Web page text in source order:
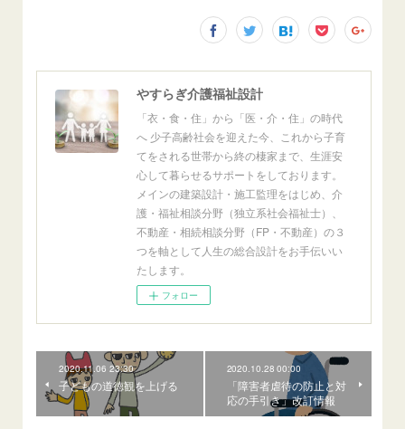
やすらぎ介護福祉設計
「衣・食・住」から「医・介・住」の時代
へ 少子高齢社会を迎えた今、これから子育
てをされる世帯から終の棲家まで、生涯安
心して暮らせるサポートをしております。
メインの建築設計・施工監理をはじめ、介
護・福祉相談分野（独立系社会福祉士）、
不動産・相続相談分野（FP・不動産）の３
つを軸として人生の総合設計をお手伝いい
たします。
フォロー
2020.11.06 23:30
子どもの道徳観を上げる
2020.10.28 00:00
「障害者虐待の防止と対
応の手引き」改訂情報